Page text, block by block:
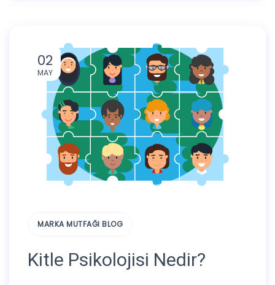
02
MAY
MARKA MUTFAĞI BLOG
Kitle Psikolojisi Nedir?